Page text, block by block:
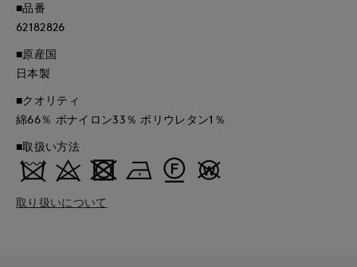
■品番
62182826
■原産国
日本製
■クオリティ
綿66％ ポナイロン33％ ポリウレタン1％
■取扱い方法
取り扱いについて